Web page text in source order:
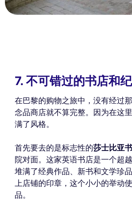
7. 不可错过的书店和
在巴黎的购物之旅中，没有经过
念品商店就不算完整。因为在这
满了风格。
首先要去的是标志性的莎士比亚
院对面。这家英语书店是一个超
堆满了经典作品、新书和文学珍
上店铺的印章，这个小小的举动
品。